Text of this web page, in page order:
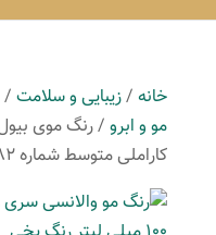
خانه/زیبایی و سلامت/
مو و ابرو
کاراملی متوسط شماره 7.82